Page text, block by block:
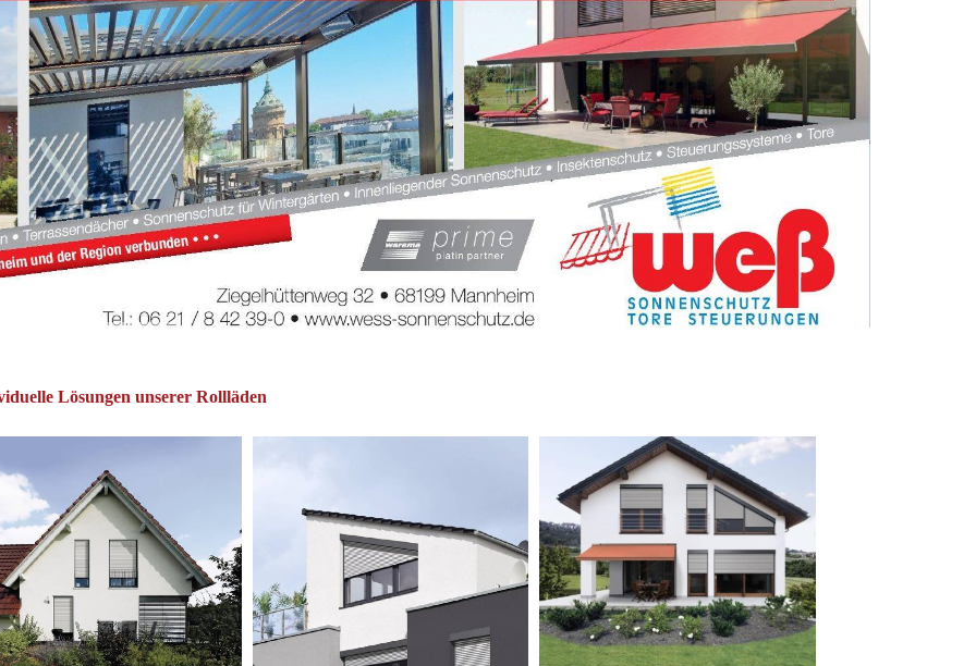
Lösungen unserer Rollläden